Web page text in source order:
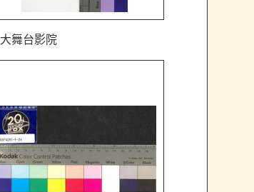
大舞台影院